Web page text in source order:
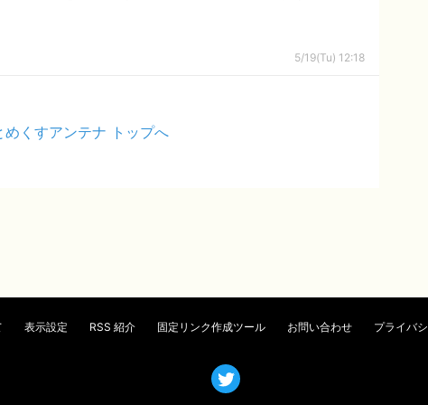
5/19(Tu) 12:18
めくすアンテナ トップへ
表示設定 RSS 紹介 固定リンク作成ツール お問い合わせ プライバ